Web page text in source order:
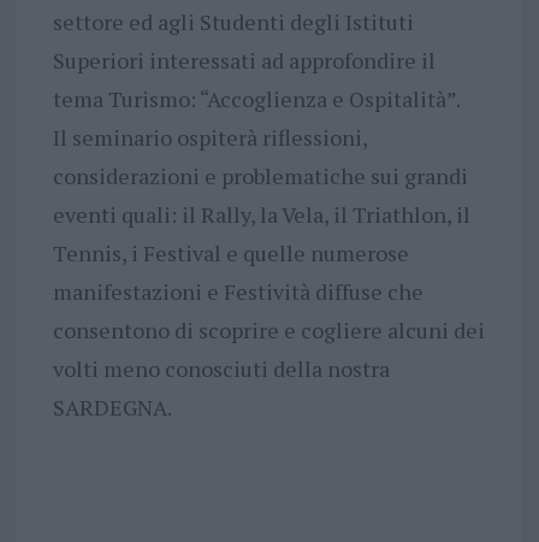
settore ed agli Studenti degli Istituti
Superiori interessati ad approfondire il
tema Turismo: “Accoglienza e Ospitalità”.
Il seminario ospiterà riflessioni,
considerazioni e problematiche sui grandi
eventi quali: il Rally, la Vela, il Triathlon, il
Tennis, i Festival e quelle numerose
manifestazioni e Festività diffuse che
consentono di scoprire e cogliere alcuni dei
volti meno conosciuti della nostra
SARDEGNA.